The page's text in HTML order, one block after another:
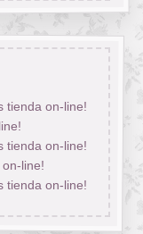
tienda on-line!
tienda on-line!
on-line!
tienda on-line!